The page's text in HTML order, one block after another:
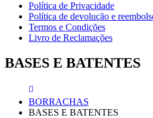
Política de Privacidade
Política de devolução e
Termos e Condições
Livro de Reclamações
BASES E BATENTES
BORRACHAS
BASES E BATENTES